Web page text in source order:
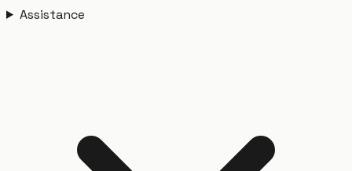
Assistance